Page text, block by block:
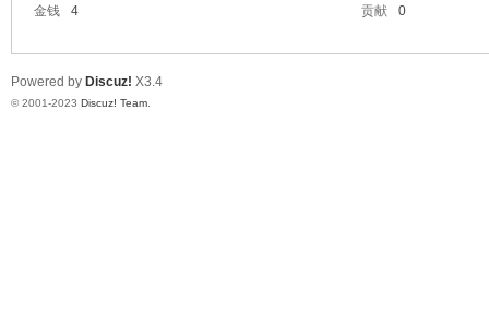
金钱
4 贡献 0
Powered by Discuz! X3.4
© 2001-2023 Discuz! Team